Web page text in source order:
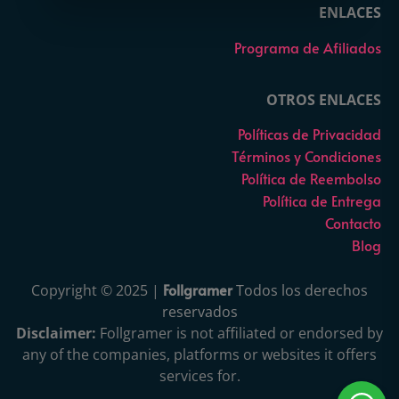
ENLACES
Programa de Afiliados
OTROS ENLACES
Políticas de Privacidad
Términos y Condiciones
Política de Reembolso
Política de Entrega
Contacto
Blog
Copyright © 2025 | FollgramerTodos los derechos
reservados
Disclaimer: Follgramer is not affiliated or endorsed by
any of the companies, platforms or websites it offers
services for.